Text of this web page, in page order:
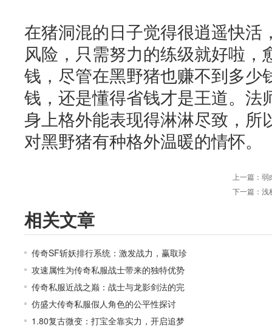
在猪洞混的日子觉得很逍遥快活
风险，只需努力的练级就好啦，
钱，尽管在黑野猪也赚不到多少
钱，还是懂得省钱才是王道。法
身上格外能表现得淋淋尽致，所
对黑野猪有种格外温暖的情怀。
上一篇： 弱
下一篇： 浅
相关文章
传奇SF斩妖排行系统：激发战力，赢取珍
攻速属性为传奇私服战士带来的独特优势
传奇私服近战之巅：战士与龙影剑法的完
仿盛大传奇私服假人角色的公平性探讨
1.80复古微变：打宝全靠实力，开启追梦